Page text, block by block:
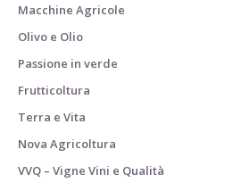
Macchine Agricole
Olivo e Olio
Passione in verde
Frutticoltura
Terra e Vita
Nova Agricoltura
VVQ – Vigne Vini e Qualità